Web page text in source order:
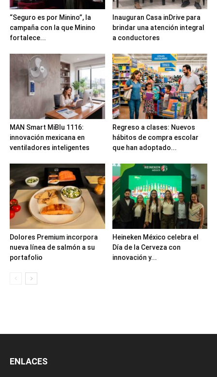
“Seguro es por Minino”, la
campaña con la que Minino
fortalece...
Inauguran Casa inDrive para
brindar una atención integral
a conductores
MAN Smart MiBlu 1116:
innovación mexicana en
ventiladores inteligentes
Regreso a clases: Nuevos
hábitos de compra escolar
que han adoptado...
Dolores Premium incorpora
nueva línea de salmón a su
portafolio
Heineken México celebra el
Día de la Cerveza con
innovación y...
ENLACES